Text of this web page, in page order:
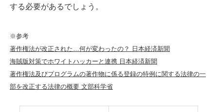
する必要があるでしょう。
※参考
著作権法が改正された…何が変わったの？ 日本経済新聞
海賊版対策でホワイトハッカーと連携 日本経済新聞
著作権法及びプログラムの著作物に係る登録の特例に関する法律の一
部を改正する法律の概要 文部科学省